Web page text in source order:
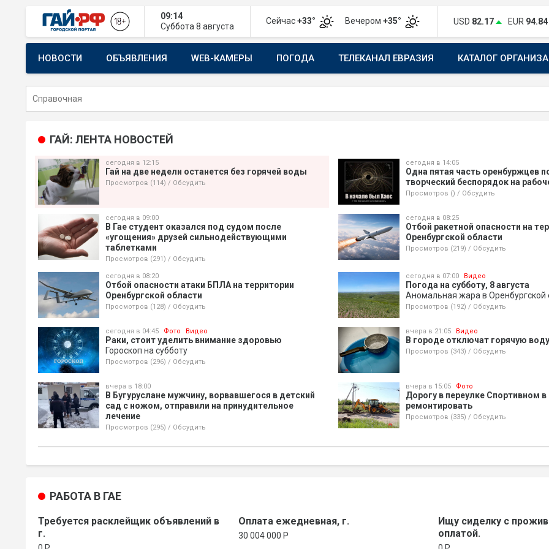
09:14
Суббота 8 августа
Сейчас+33° Вечером+35° USD 82.17 EUR 94.84
НОВОСТИ ОБЪЯВЛЕНИЯ WEB-КАМЕРЫ ПОГОДА ТЕЛЕКАНАЛ ЕВРАЗИЯ КАТАЛОГ
СТРОИТЕЛЬСТВО И РЕМОНТ
ГАЙ: ЛЕНТА НОВОСТЕЙ
сегодня в 12:15
Гай на две недели останется без горячей воды
Просмотров (114) / Обсудить
сегодня в 14:05
Одна пятая часть оренбуржцев
творческий беспорядок на
Просмотров () / Обсудить
сегодня в 09:00
В Гае студент оказался под судом после
«угощения» друзей сильнодействующими
таблетками
Просмотров (291) / Обсудить
сегодня в 08:25
Отбой ракетной опасности на
Оренбургской области
Просмотров (219) / Обсудить
сегодня в 08:20
Отбой опасности атаки БПЛА на территории
Оренбургской области
Просмотров (128) / Обсудить
сегодня в 07:00 Видео
Погода на субботу, 8 августа
Аномальная жара в Оренбургской
Просмотров (192) / Обсудить
сегодня в 04:45 Фото Видео
Раки, стоит уделить внимание здоровью
Гороскоп на субботу
Просмотров (296) / Обсудить
вчера в 21:05 Видео
В городе отключат горячую воду
Просмотров (343) / Обсудить
вчера в 18:00
В Бугуруслане мужчину, ворвавшегося в детский
сад с ножом, отправили на принудительное
лечение
Просмотров (295) / Обсудить
вчера в 15:05 Фото
Дорогу в переулке Спортивном в
ремонтировать
Просмотров (335) / Обсудить
РАБОТА В ГАЕ
Требуется расклейщик объявлений в
г.
Оплата ежедневная, г.
30 004 000 P
Ищу сиделку с
оплатой.